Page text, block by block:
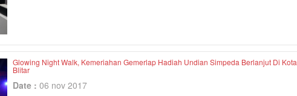
Glowing Night Walk, Kemeriahan Gemerlap Hadiah Undian Simpeda Berlanjut Di Kota
Blitar
Date : 06 nov 2017